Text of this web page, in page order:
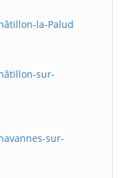
la-Palud
sur-
sur-